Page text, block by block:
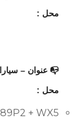
محل :
📭 عنوان –
محل :
89P2 + WX5